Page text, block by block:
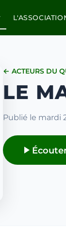
← ACTEURS DU
LE
Publié le mardi